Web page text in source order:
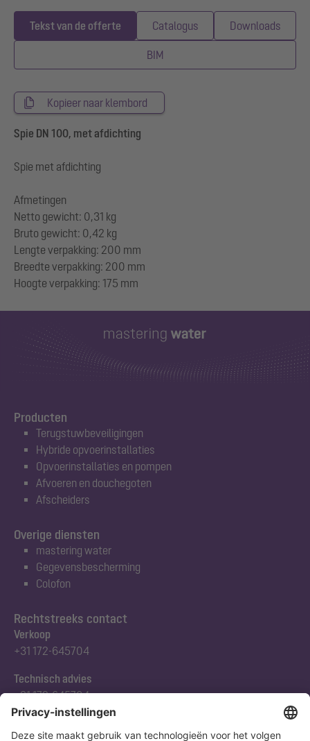
Tekst van de offerte Catalogus Downloads
BIM
Kopieer naar klembord
Spie DN 100, met afdichting
Spie met afdichting
Afmetingen
Netto gewicht: 0,31 kg
Bruto gewicht: 0,42 kg
Lengte verpakking: 200 mm
Breedte verpakking: 200 mm
Producten
Terugstuwbeveiligingen
Hybride opvoerinstallaties
Opvoerinstallaties en pompen
Afvoeren en douchegoten
Afscheiders
Rechtstreeks contact
Verkoop
+31 172-645704
Technisch advies
+31 172-645704
Overige diensten
mastering water
Gegevensbescherming
Colofon